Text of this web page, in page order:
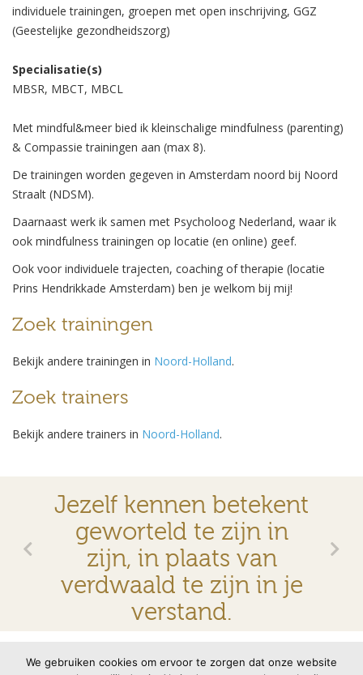
individuele trainingen, groepen met open inschrijving, GGZ
(Geestelijke gezondheidszorg)
Specialisatie(s)
MBSR, MBCT, MBCL
Met mindful&meer bied ik kleinschalige mindfulness (parenting)
& Compassie trainingen aan (max 8).
De trainingen worden gegeven in Amsterdam noord bij Noord
Straalt (NDSM).
Daarnaast werk ik samen met Psycholoog Nederland, waar ik
ook mindfulness trainingen op locatie (en online) geef.
Ook voor individuele trajecten, coaching of therapie (locatie
Prins Hendrikkade Amsterdam) ben je welkom bij mij!
Zoek trainingen
Bekijk andere trainingen in Noord-Holland.
Zoek trainers
Bekijk andere trainers in Noord-Holland.
Jezelf kennen betekent
geworteld te zijn in
zijn, in plaats van
verdwaald te zijn in je
verstand.
© 2026 VMBN Contact Disclaimer Privacyverklaring
We gebruiken cookies om ervoor te zorgen dat onze website